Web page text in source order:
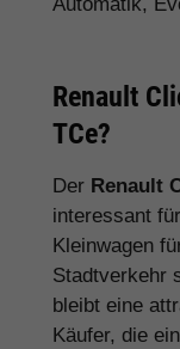
Renault
TCe?
Der Renault
interessant
Kleinwagen
Stadtverkehr
bleibt eine
Käufer, die